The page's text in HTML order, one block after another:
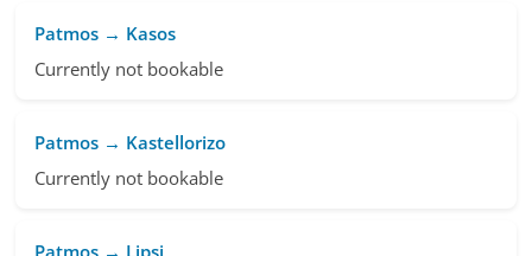
Patmos → Kasos
Currently not bookable
Patmos → Kastellorizo
Currently not bookable
Patmos → Lipsi